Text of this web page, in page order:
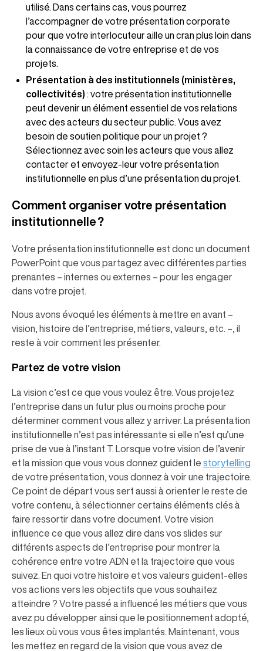
utilisé. Dans certains cas, vous pourrez
l’accompagner de votre présentation corporate
pour que votre interlocuteur aille un cran plus loin dans
la connaissance de votre entreprise et de vos
projets.
Présentation à des institutionnels (ministères,
collectivités) : votre présentation institutionnelle
peut devenir un élément essentiel de vos relations
avec des acteurs du secteur public. Vous avez
besoin de soutien politique pour un projet ?
Sélectionnez avec soin les acteurs que vous allez
contacter et envoyez-leur votre présentation
institutionnelle en plus d’une présentation du projet.
Comment organiser votre présentation
institutionnelle ?
Votre présentation institutionnelle est donc un document
PowerPoint que vous partagez avec différentes parties
prenantes – internes ou externes – pour les engager
dans votre projet.
Nous avons évoqué les éléments à mettre en avant –
vision, histoire de l’entreprise, métiers, valeurs, etc. –, il
reste à voir comment les présenter.
Partez de votre vision
La vision c’est ce que vous voulez être. Vous projetez
l’entreprise dans un futur plus ou moins proche pour
déterminer comment vous allez y arriver. La présentation
institutionnelle n’est pas intéressante si elle n’est qu’une
prise de vue à l’instant T. Lorsque votre vision de l’avenir
et la mission que vous vous donnez guident le storytelling
de votre présentation, vous donnez à voir une trajectoire.
Ce point de départ vous sert aussi à orienter le reste de
votre contenu, à sélectionner certains éléments clés à
faire ressortir dans votre document. Votre vision
influence ce que vous allez dire dans vos slides sur
différents aspects de l’entreprise pour montrer la
cohérence entre votre ADN et la trajectoire que vous
suivez. En quoi votre histoire et vos valeurs guident-elles
vos actions vers les objectifs que vous souhaitez
atteindre ? Votre passé a influencé les métiers que vous
avez pu développer ainsi que le positionnement adopté,
les lieux où vous vous êtes implantés. Maintenant, vous
les mettez en regard de la vision que vous avez de